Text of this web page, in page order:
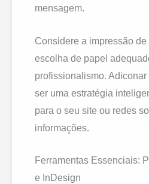
mensagem.
Considere a impressão
escolha de papel
profissionalismo.
ser uma estratégia
para o seu site ou redes
informações.
Ferramentas Essenciais:
e InDesign